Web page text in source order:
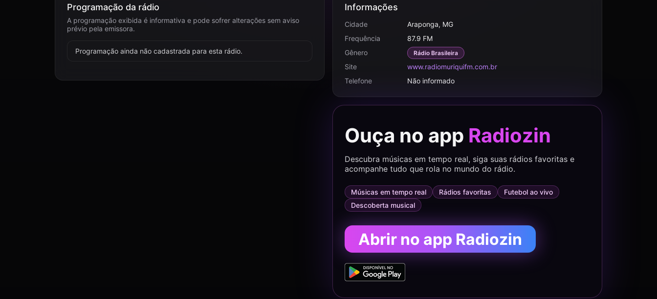
Programação da rádio
A programação exibida é informativa e pode sofrer alterações sem aviso
prévio pela emissora.
Programação ainda não cadastrada para esta rádio.
Informações
Cidade
Araponga, MG
Frequência
87.9 FM
Gênero
Rádio Brasileira
Site
www.radiomuriquifm.com.br
Telefone
Não informado
Ouça no app Radiozin
Descubra músicas em tempo real, siga suas rádios favoritas e
acompanhe tudo que rola no mundo do rádio.
Músicas em tempo real Rádios favoritas
Futebol ao vivo
Descoberta musical
Abrir no app Radiozin